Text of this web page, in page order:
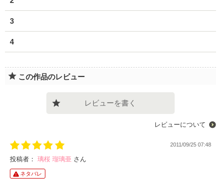
3
4
この作品のレビュー
レビューを書く
レビューについて
2011/09/25 07:48
投稿者： 璃桜 瑠璃亜 さん
ネタバレ